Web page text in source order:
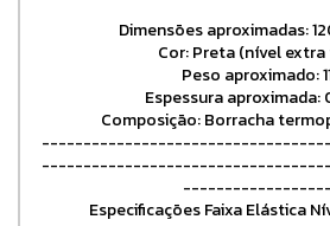
Dimensões aproximadas:
Cor: Preta (nível
Peso aproximado:
Espessura aproximada:
Composição: Borracha
Especificações Faixa Elástica